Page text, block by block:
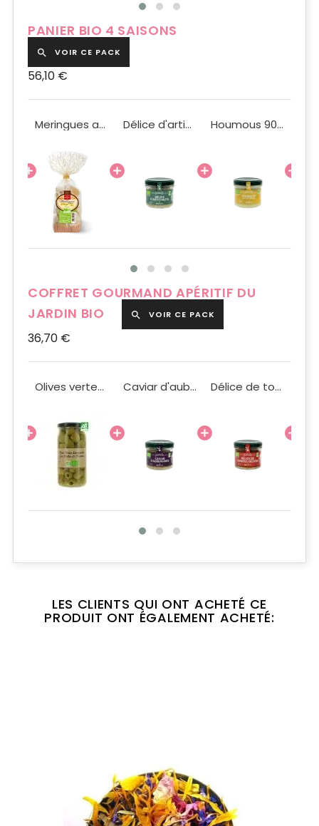
PANIER BIO 4 SAISONS
 VOIR CE PACK
56,10 €
Meringues au citron Bio 100g Délice d'artichauts BIO 90g Houmous 90g Bio
COFFRET GOURMAND APÉRITIF DU
JARDIN BIO
 VOIR CE PACK
36,70 €
Olives vertes dénoyautées aux herbes de Provence Bio 340g Caviar d'aubergines BIO 90g Délice de tomates séchées BIO 90g
LES CLIENTS QUI ONT ACHETÉ CE
PRODUIT ONT ÉGALEMENT ACHETÉ: